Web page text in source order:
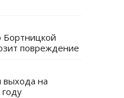
Бортницкой
повреждение
выхода на